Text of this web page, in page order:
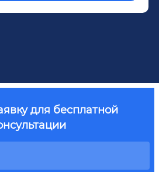
для бесплатной